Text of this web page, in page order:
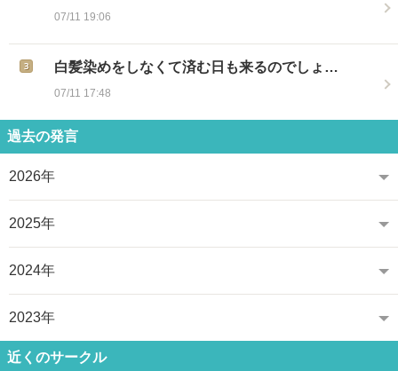
07/11 19:06
白髪染めをしなくて済む日も来るのでしょ…
07/11 17:48
過去の発言
2026年
2025年
2024年
2023年
近くのサークル